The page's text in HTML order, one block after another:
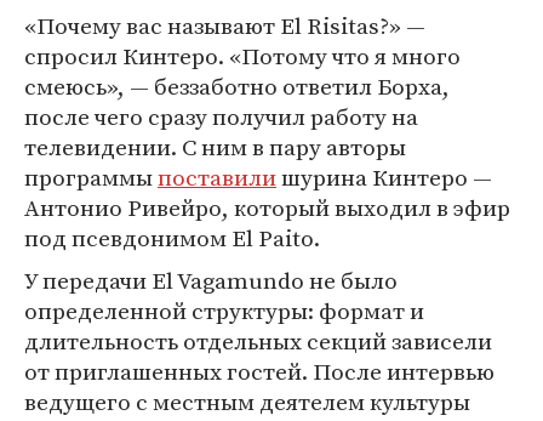
«Почему вас называют El Risitas?» —
спросил Кинтеро. «Потому что я много
смеюсь», — беззаботно ответил Борха,
после чего сразу получил работу на
телевидении. С ним в пару авторы
программыпоставилишурина Кинтеро —
Антонио Ривейро, который выходил в эфир
под псевдонимом El Paito.
У передачи El Vagamundo не было
определенной структуры: формат и
длительность отдельных секций зависели
от приглашенных гостей. После интервью
ведущего с местным деятелем культуры